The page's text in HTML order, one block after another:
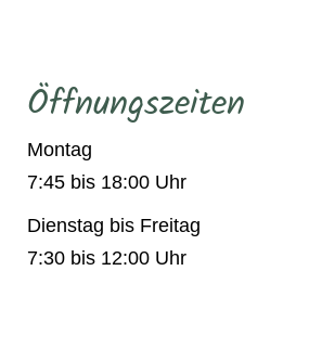
Öffnungszeiten
Montag
7:45 bis 18:00 Uhr
Dienstag bis Freitag
7:30 bis 12:00 Uhr